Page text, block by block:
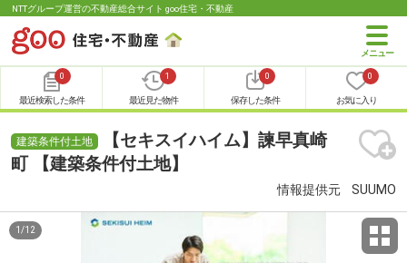
NTTグループ運営の不動産総合サイト goo住宅・不動産
0
最近検索した条件
1
最近見た物件
0
保存した条件
0
お気に入り
建築条件付土地
【セキスイハイム】諫早真崎
町 【建築条件付土地】
情報提供元 SUUMO
1 /12